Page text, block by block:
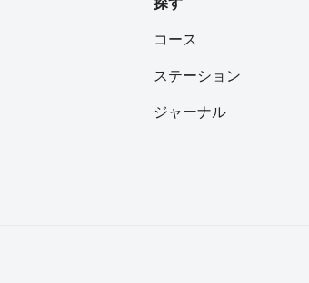
探す
コース
ステーション
ジャーナル